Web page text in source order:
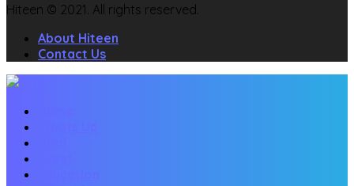
Hiteen © 2021. All rights reserved.
About Hiteen
Contact Us